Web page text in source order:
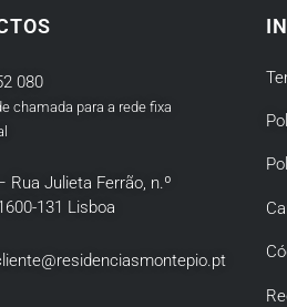
080
chamada para a rede fixa
Rua Julieta Ferrão, n.º
131 Lisboa